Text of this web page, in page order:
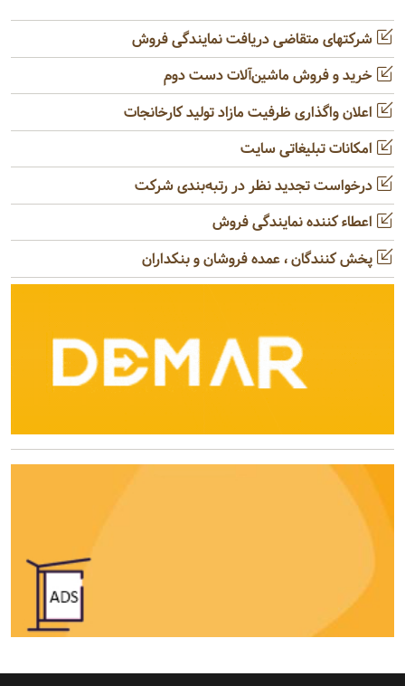
شرکتهای متقاضی دریافت نمایندگی فروش
خرید و فروش ماشین‌آلات دست دوم
اعلان واگذاری ظرفیت مازاد تولید کارخانجات
امکانات تبلیغاتی سایت
درخواست تجدید نظر در رتبه‌بندی شرکت
اعطاء کننده نمایندگی فروش
پخش کنندگان ، عمده فروشان و بنکداران